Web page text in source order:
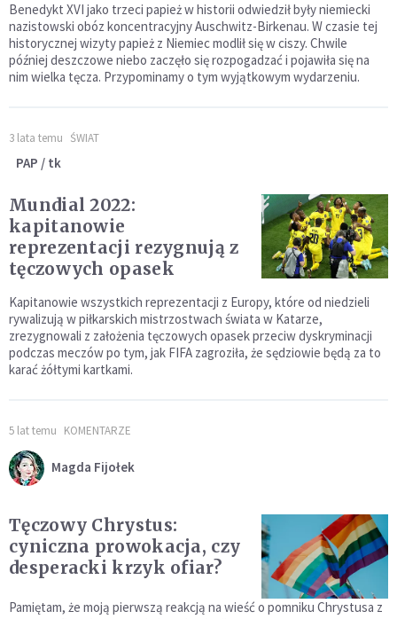
Benedykt XVI jako trzeci papież w historii odwiedził były niemiecki
nazistowski obóz koncentracyjny Auschwitz-Birkenau. W czasie tej
historycznej wizyty papież z Niemiec modlił się w ciszy. Chwile
później deszczowe niebo zaczęło się rozpogadzać i pojawiła się na
nim wielka tęcza. Przypominamy o tym wyjątkowym wydarzeniu.
3 lata temu ŚWIAT
PAP / tk
Mundial 2022:
kapitanowie
reprezentacji rezygnują z
tęczowych opasek
Kapitanowie wszystkich reprezentacji z Europy, które od niedzieli
rywalizują w piłkarskich mistrzostwach świata w Katarze,
zrezygnowali z założenia tęczowych opasek przeciw dyskryminacji
podczas meczów po tym, jak FIFA zagroziła, że sędziowie będą za to
karać żółtymi kartkami.
5 lat temu KOMENTARZE
Magda Fijołek
Tęczowy Chrystus:
cyniczna prowokacja, czy
desperacki krzyk ofiar?
Pamiętam, że moją pierwszą reakcją na wieść o pomniku Chrystusa z